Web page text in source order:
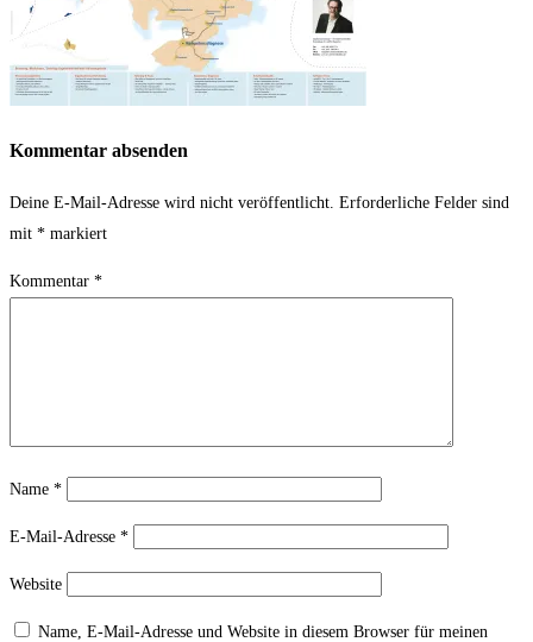
Kommentar absenden
Deine E-Mail-Adresse wird nicht veröffentlicht. Erforderliche Felder sind
mit * markiert
Kommentar *
Name *
E-Mail-Adresse *
Website
Name, E-Mail-Adresse und Website in diesem Browser für meinen